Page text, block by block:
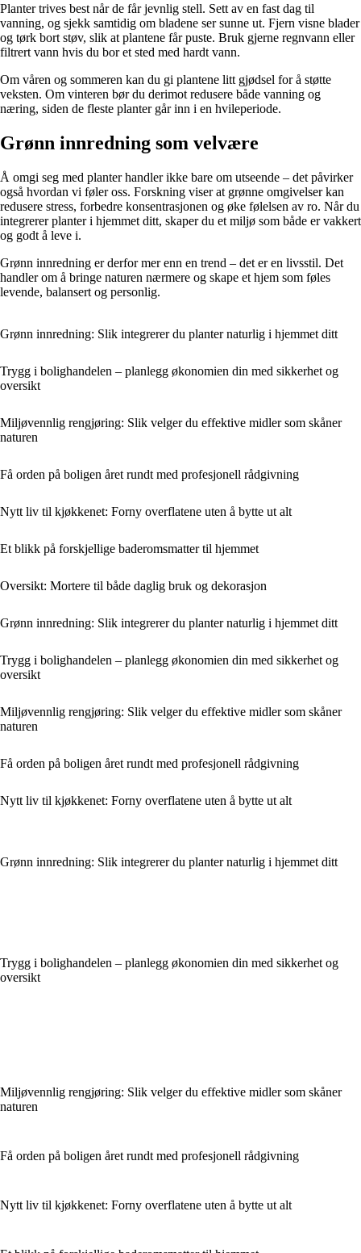
Planter trives best når de får jevnlig stell. Sett av en fast dag til
vanning, og sjekk samtidig om bladene ser sunne ut. Fjern visne blader
og tørk bort støv, slik at plantene får puste. Bruk gjerne regnvann eller
filtrert vann hvis du bor et sted med hardt vann.
Om våren og sommeren kan du gi plantene litt gjødsel for å støtte
veksten. Om vinteren bør du derimot redusere både vanning og
næring, siden de fleste planter går inn i en hvileperiode.
Grønn innredning som velvære
Å omgi seg med planter handler ikke bare om utseende – det påvirker
også hvordan vi føler oss. Forskning viser at grønne omgivelser kan
redusere stress, forbedre konsentrasjonen og øke følelsen av ro. Når du
integrerer planter i hjemmet ditt, skaper du et miljø som både er vakkert
og godt å leve i.
Grønn innredning er derfor mer enn en trend – det er en livsstil. Det
handler om å bringe naturen nærmere og skape et hjem som føles
levende, balansert og personlig.
Grønn innredning: Slik integrerer du planter naturlig i hjemmet ditt
Trygg i bolighandelen – planlegg økonomien din med sikkerhet og
oversikt
Miljøvennlig rengjøring: Slik velger du effektive midler som skåner
naturen
Få orden på boligen året rundt med profesjonell rådgivning
Nytt liv til kjøkkenet: Forny overflatene uten å bytte ut alt
Et blikk på forskjellige baderomsmatter til hjemmet
Oversikt: Mortere til både daglig bruk og dekorasjon
Grønn innredning: Slik integrerer du planter naturlig i hjemmet ditt
Trygg i bolighandelen – planlegg økonomien din med sikkerhet og
oversikt
Miljøvennlig rengjøring: Slik velger du effektive midler som skåner
naturen
Få orden på boligen året rundt med profesjonell rådgivning
Nytt liv til kjøkkenet: Forny overflatene uten å bytte ut alt
Grønn innredning: Slik integrerer du planter naturlig i hjemmet ditt
Trygg i bolighandelen – planlegg økonomien din med sikkerhet og
oversikt
Miljøvennlig rengjøring: Slik velger du effektive midler som skåner
naturen
Få orden på boligen året rundt med profesjonell rådgivning
Nytt liv til kjøkkenet: Forny overflatene uten å bytte ut alt